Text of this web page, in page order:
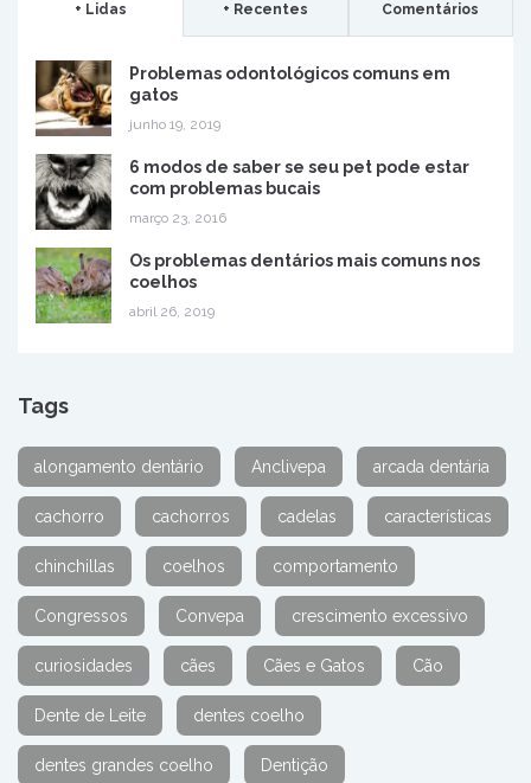
+ Lidas + Recentes Comentários
Problemas odontológicos comuns em
gatos
junho 19, 2019
6 modos de saber se seu pet pode estar
com problemas bucais
março 23, 2016
Os problemas dentários mais comuns nos
coelhos
abril 26, 2019
Tags
alongamento dentário Anclivepa arcada dentária
cachorro cachorros cadelas características
chinchillas coelhos comportamento
Congressos Convepa crescimento excessivo
curiosidades cães Cães e Gatos Cão
Dente de Leite dentes coelho
dentes grandes coelho Dentição